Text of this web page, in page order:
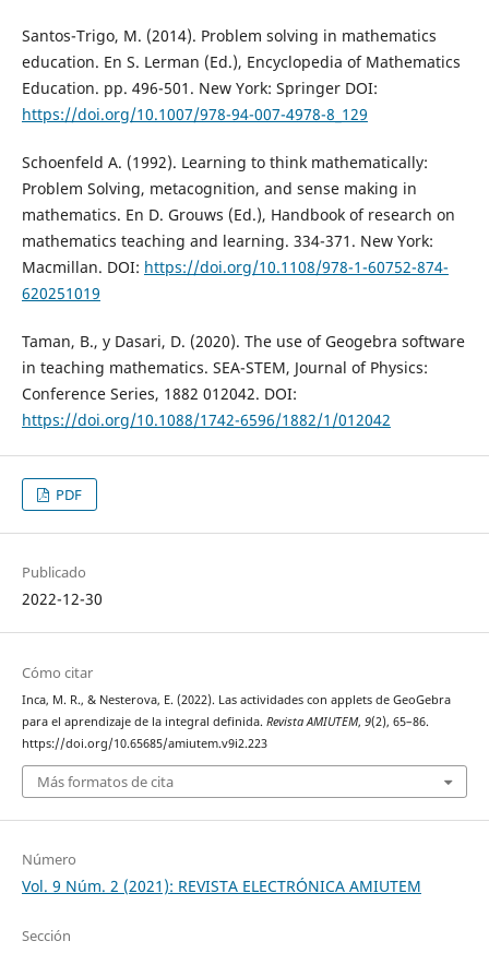
Santos-Trigo, M. (2014). Problem solving in mathematics
education. En S. Lerman (Ed.), Encyclopedia of Mathematics
Education. pp. 496-501. New York: Springer DOI:
https://doi.org/10.1007/978-94-007-4978-8_129
Schoenfeld A. (1992). Learning to think mathematically:
Problem Solving, metacognition, and sense making in
mathematics. En D. Grouws (Ed.), Handbook of research on
mathematics teaching and learning. 334-371. New York:
Macmillan. DOI: https://doi.org/10.1108/978-1-60752-874-
620251019
Taman, B., y Dasari, D. (2020). The use of Geogebra software
in teaching mathematics. SEA-STEM, Journal of Physics:
Conference Series, 1882 012042. DOI:
https://doi.org/10.1088/1742-6596/1882/1/012042
PDF
Publicado
2022-12-30
Cómo citar
Inca, M. R., & Nesterova, E. (2022). Las actividades con applets de GeoGebra
para el aprendizaje de la integral definida. Revista AMIUTEM, 9(2), 65–86.
https://doi.org/10.65685/amiutem.v9i2.223
Más formatos de cita
Número
Vol. 9 Núm. 2 (2021): REVISTA ELECTRÓNICA AMIUTEM
Sección